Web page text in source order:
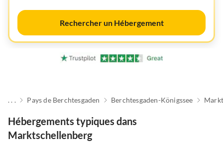
Rechercher un Hébergement
. . . Pays de Berchtesgaden Berchtesgaden-Königssee
Hébergements typiques dans
Marktschellenberg